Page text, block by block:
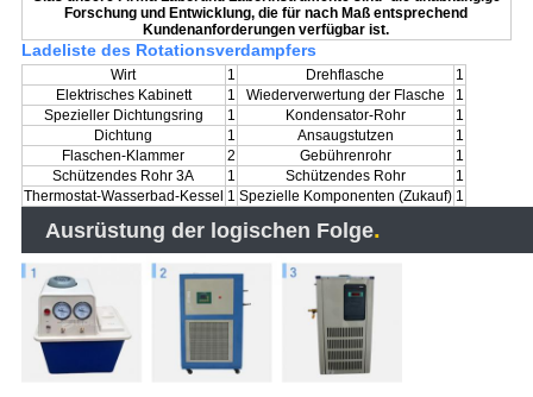
Forschung und Entwicklung, die für nach Maß entsprechend
Kundenanforderungen verfügbar ist.
Ladeliste des Rotationsverdampfers
Wirt 1 Drehflasche
1
Elektrisches Kabinett
1 Wiederverwertung der Flasche
1
Spezieller Dichtungsring
1 Kondensator-Rohr
1
Dichtung
1 Ansaugstutzen
1
Flaschen-Klammer
2 Gebührenrohr
1
Schützendes Rohr 3A
1 Schützendes Rohr
1
Thermostat-Wasserbad-Kessel 1 Spezielle Komponenten (Zukauf) 1
Ausrüstung der logischen Folge.